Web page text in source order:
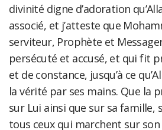
divinité digne d’adoration
associé, et j’atteste que
serviteur, Prophète et
persécuté et accusé, et qui fit
et de constance, jusqu’à ce
la vérité par ses mains. Que la
sur Lui ainsi que sur sa famille,
tous ceux qui marchent sur